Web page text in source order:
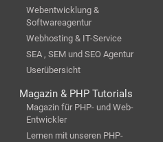
Webentwicklung &
Softwareagentur
Webhosting & IT-Service
SEA , SEM und SEO Agentur
Userübersicht
Magazin & PHP Tutorials
Magazin für PHP- und Web-
Entwickler
Lernen mit unseren PHP-